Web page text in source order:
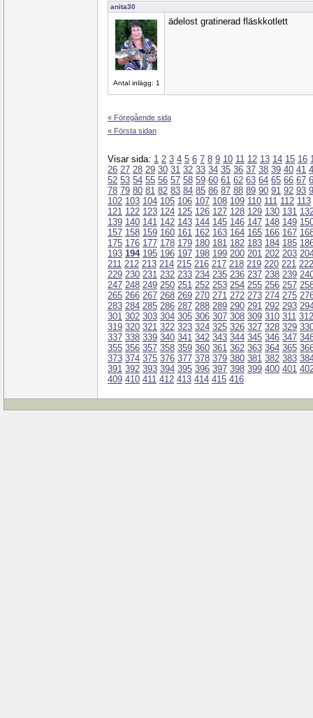
anita30
Antal inlägg: 1
ädelost gratinerad fläskkotlett
« Föregående sida
« Första sidan
Visar sida: 1 2 3 4 5 6 7 8 9 10 11 12 13 14 15 16
26 27 28 29 30 31 32 33 34 35 36 37 38 39 40 41
52 53 54 55 56 57 58 59 60 61 62 63 64 65 66 67
78 79 80 81 82 83 84 85 86 87 88 89 90 91 92 93
102 103 104 105 106 107 108 109 110 111 112 113
121 122 123 124 125 126 127 128 129 130 131
139 140 141 142 143 144 145 146 147 148 149
157 158 159 160 161 162 163 164 165 166 167
175 176 177 178 179 180 181 182 183 184 185
193 194 195 196 197 198 199 200 201 202 203
211 212 213 214 215 216 217 218 219 220 221 222
229 230 231 232 233 234 235 236 237 238 239
247 248 249 250 251 252 253 254 255 256 257
265 266 267 268 269 270 271 272 273 274 275
283 284 285 286 287 288 289 290 291 292 293
301 302 303 304 305 306 307 308 309 310 311 312
319 320 321 322 323 324 325 326 327 328 329
337 338 339 340 341 342 343 344 345 346 347
355 356 357 358 359 360 361 362 363 364 365
373 374 375 376 377 378 379 380 381 382 383
391 392 393 394 395 396 397 398 399 400 401
409 410 411 412 413 414 415 416